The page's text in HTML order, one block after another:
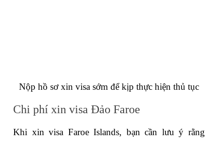
Nộp hồ sơ xin visa sớm để kịp thực hiện thủ tục
Chi phí xin visa Đảo Faroe
Khi xin visa Faroe Islands, bạn cần lưu ý rằng